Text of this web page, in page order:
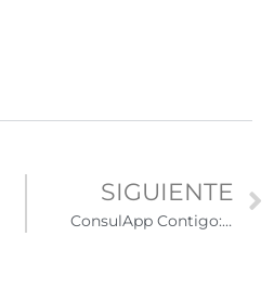
SIGUIENTE
ConsulApp Contigo: tu aliado digital para emergencias migratorias en EE.UU.